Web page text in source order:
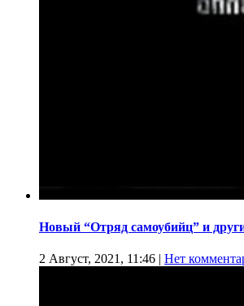
Новый “Отряд самоубийц” и
2 Август, 2021, 11:46 | Нет